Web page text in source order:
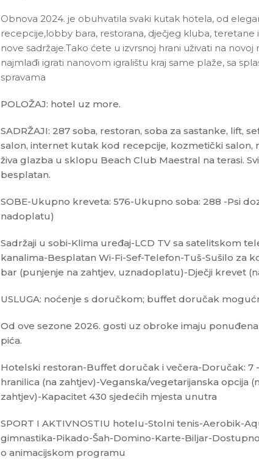
Obnova 2024. je obuhvatila svaki kutak hotela, od
recepcije,lobby bara, restorana, dječjeg kluba, teretane
nove sadržaje.Tako ćete u izvrsnoj hrani uživati na novoj
najmlađi igrati nanovom igralištu kraj same plaže, sa
spravama
POLOŽAJ: hotel uz more.
SADRŽAJI: 287 soba, restoran, soba za sastanke, lift,
salon, internet kutak kod recepcije, kozmetički salon,
živa glazba u sklopu Beach Club Maestral na terasi.
besplatan.
SOBE-Ukupno kreveta: 576-Ukupno soba: 288 -Psi
nadoplatu)
Sadržaji u sobi-Klima uređaj-LCD TV sa satelitskom
kanalima-Besplatan Wi-Fi-Sef-Telefon-Tuš-Sušilo za
bar (punjenje na zahtjev, uznadoplatu)-Dječji krevet
USLUGA: noćenje s doručkom; buffet doručak
Od ove sezone 2026. gosti uz obroke imaju
pića.
Hotelski restoran-Buffet doručak i večera-Doručak: 7 -
hranilica (na zahtjev)-Veganska/vegetarijanska opcija
zahtjev)-Kapacitet 430 sjedećih mjesta unutra
SPORT I AKTIVNOSTIU hotelu-Stolni tenis-Aerobik-
gimnastika-Pikado-Šah-Domino-Karte-Biljar-
o animacijskom programu